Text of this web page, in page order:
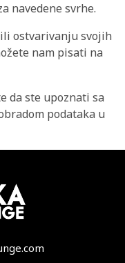
navedene svrhe.
ostvarivanju svojih
nam pisati na
da ste upoznati sa
podataka u